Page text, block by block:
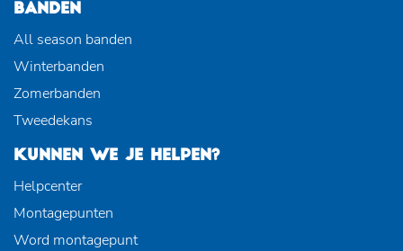
BANDEN
All season banden
Winterbanden
Zomerbanden
Tweedekans
KUNNEN WE JE HELPEN?
Helpcenter
Montagepunten
Word montagepunt